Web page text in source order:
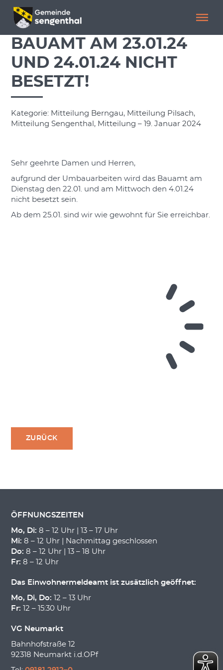
Menü überspringen
Menü überspringen
BAUAMT AM 23.01.24
UND 24.01.24 NICHT
BESETZT!
Kategorie: Mitteilung Berngau, Mitteilung Pilsach,
Mitteilung Sengenthal, Mitteilung – 19. Januar 2024
Sehr geehrte Damen und Herren,
aufgrund der Umbauarbeiten wird das Bauamt am
Dienstag den 22.01. und am Mittwoch den 4.01.24
nicht besetzt sein.
Ab dem 25.01. sind wir wie gewohnt für Sie erreichbar.
ZURÜCK
ÖFFNUNGSZEITEN
Mo, Di: 8 – 12 Uhr | 13 – 17 Uhr
Mi: 8 – 12 Uhr | Nachmittag geschlossen
Do: 8 – 12 Uhr | 13 – 18 Uhr
Fr: 8 – 12 Uhr
Das Einwohnermeldeamt ist zusätzlich geöffnet:
Mo, Di, Do: 12 – 13 Uhr
Fr: 12 – 15:30 Uhr
VG Neumarkt
Bahnhofstraße 12
92318 Neumarkt i.d.OPf